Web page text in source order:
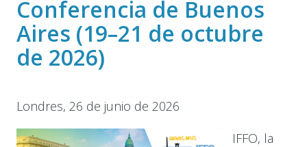
Conferencia de Buenos
Aires (19–21 de octubre
de 2026)
Londres, 26 de junio de 2026
IFFO, la